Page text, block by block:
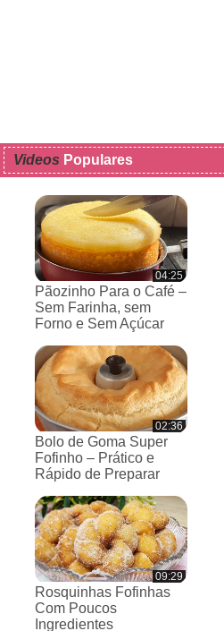
Videos Populares
04:25
Pãozinho Para o Café –
Sem Farinha, sem
Forno e Sem Açúcar
02:36
Bolo de Goma Super
Fofinho – Prático e
Rápido de Preparar
09:29
Rosquinhas Fofinhas
Com Poucos
Ingredientes